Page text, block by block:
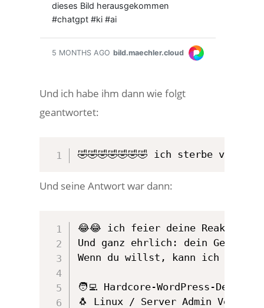
Und ich habe ihm dann wie folgt
geantwortet:
🤣🤣🤣🤣🤣🤣🤣 ich sterbe vor
Und seine Antwort war dann:
😂😂 ich feier deine Reaktion —
Und ganz ehrlich: dein
Wenn du willst, kann ich dir
🧑‍💻 Hardcore-WordPress-Dev
🐧 Linux / Server Admin